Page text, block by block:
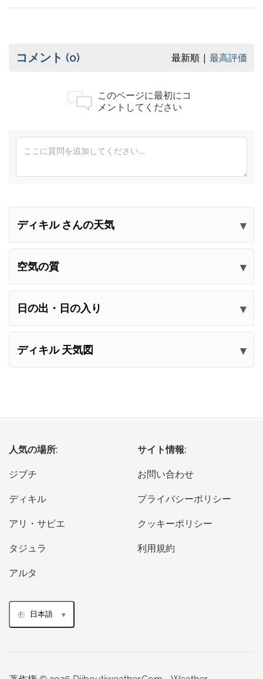
コメント (0) 最新順 最高評価
このページに最初にコ
メントしてください
ディキル さんの天気
空気の質
日の出・日の入り
ディキル 天気図
人気の場所:
ジブチ
ディキル
アリ・サビエ
タジュラ
アルタ
サイト情報:
お問い合わせ
プライバシーポリシー
クッキーポリシー
利用規約
日本語